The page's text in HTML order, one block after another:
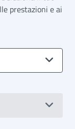
prestazioni e ai